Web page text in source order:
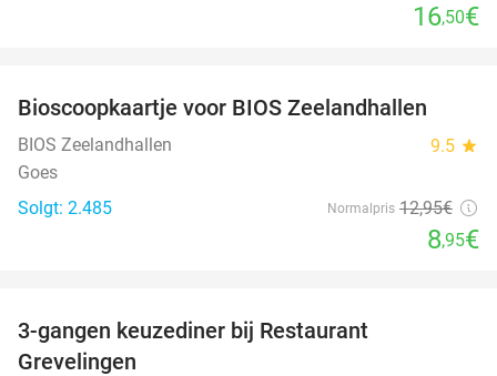
16,50€
Bioscoopkaartje voor BIOS Zeelandhallen
BIOS Zeelandhallen 9.5 star
Goes
Solgt: 2.485
Normalpris 12,95€
8,95€
3-gangen keuzediner bij Restaurant
Grevelingen